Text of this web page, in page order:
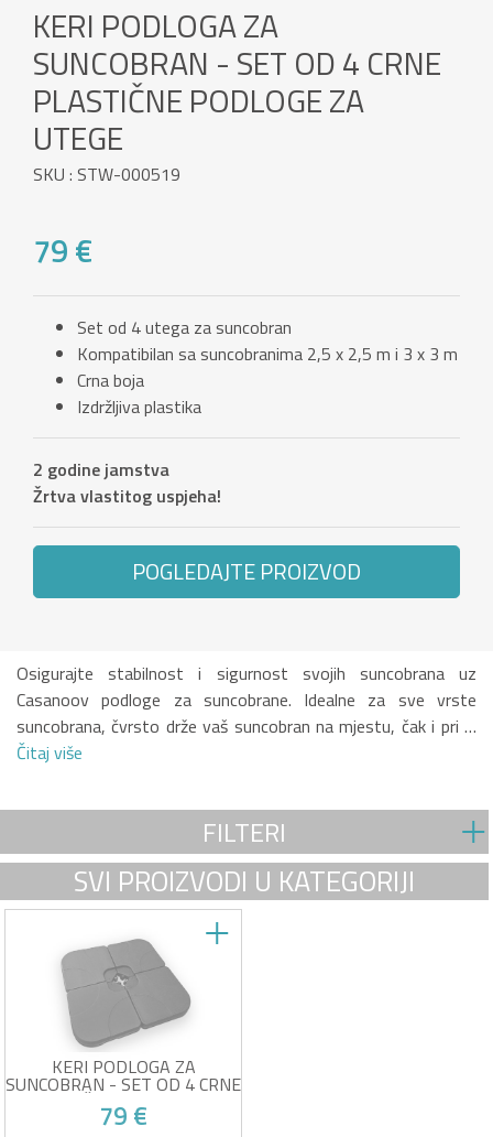
KERI PODLOGA ZA
SUNCOBRAN - SET OD 4 CRNE
PLASTIČNE PODLOGE ZA
UTEGE
SKU : STW-000519
79 €
Set od 4 utega za suncobran
Kompatibilan sa suncobranima 2,5 x 2,5 m i 3 x 3 m
Crna boja
Izdržljiva plastika
2 godine jamstva
Žrtva vlastitog uspjeha!
POGLEDAJTE PROIZVOD
Osigurajte stabilnost i sigurnost svojih suncobrana uz
Casanoov podloge za suncobrane. Idealne za sve vrste
suncobrana, čvrsto drže vaš suncobran na mjestu, čak i pri …
Čitaj više
FILTERI
SVI PROIZVODI U KATEGORIJI
KERI PODLOGA ZA
SUNCOBRAN - SET OD 4 CRNE
PLASTIČNE PODLOGE ZA
UTEGE
79 €